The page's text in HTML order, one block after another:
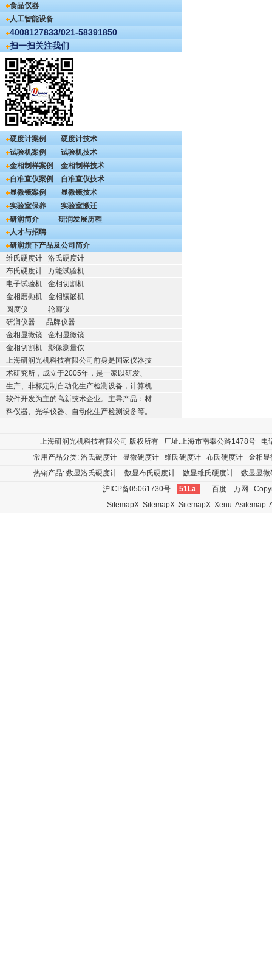
食品仪器
人工智能设备
4008127833/021-58391850
扫一扫关注我们
硬度计案例
硬度计技术
试验机案例
试验机技术
金相制样案例
金相制样技术
自准直仪案例
自准直仪技术
显微镜案例
显微镜技术
实验室保养
实验室搬迁
研润简介
研润发展历程
人才与招聘
研润旗下产品及公司简介
维氏硬度计
洛氏硬度计
布氏硬度计
万能试验机
电子试验机
金相切割机
金相磨抛机
金相镶嵌机
圆度仪
轮廓仪
研润仪器
品牌仪器
金相显微镜
金相显微镜
金相切割机
影像测量仪
上海研润光机科技有限公司前身是国家仪器技
术研究所，成立于2005年，是一家以研发、
生产、非标定制自动化生产检测设备，计算机
软件开发为主的高新技术企业。主导产品：材
料仪器、光学仪器、自动化生产检测设备等。
上海研润光机科技有限公司 版权所有 厂址:上海市南奉公路1478号
常用产品分类: 洛氏硬度计 显微硬度计 维氏硬度计 布氏硬度计
金相显
热销产品: 数显洛氏硬度计 数显布氏硬度计 数显维氏硬度计
数显显微
沪ICP备05061730号
51La 百度 万网
SitemapX SitemapX SitemapX Xenu Asitemap